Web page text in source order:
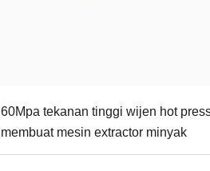
60Mpa tekanan tinggi wijen hot
membuat mesin extractor minyak